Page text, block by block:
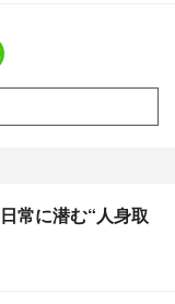
常に潜む“人身取